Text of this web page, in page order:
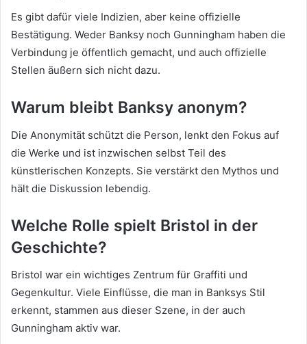
Es gibt dafür viele Indizien, aber keine offizielle
Bestätigung. Weder Banksy noch Gunningham haben die
Verbindung je öffentlich gemacht, und auch offizielle
Stellen äußern sich nicht dazu.
Warum bleibt Banksy anonym?
Die Anonymität schützt die Person, lenkt den Fokus auf
die Werke und ist inzwischen selbst Teil des
künstlerischen Konzepts. Sie verstärkt den Mythos und
hält die Diskussion lebendig.
Welche Rolle spielt Bristol in der
Geschichte?
Bristol war ein wichtiges Zentrum für Graffiti und
Gegenkultur. Viele Einflüsse, die man in Banksys Stil
erkennt, stammen aus dieser Szene, in der auch
Gunningham aktiv war.